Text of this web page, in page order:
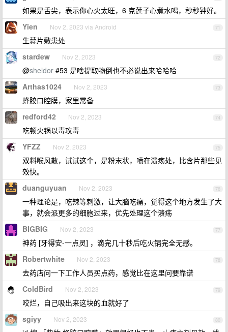
如果是舌尖，表示你心火太旺，6 克莲子心煮水喝，秒秒钟好。
71
Yien Nov 2, 2023 via Android
生蒜片敷患处
72
stardew Nov 2, 2023
@sheldor #53 是啥提取物倒也不必说出来哈哈哈
73
Arthas1024 Nov 2, 2023
蜂胶口腔膜，家里常备
74
redford42 Nov 2, 2023
吃顿火锅以毒攻毒
75
YFZZ Nov 2, 2023
双料喉风散，试试这个，是粉末状，喷在溃疡处，比含片那些见
效快。
76
duanguyuan Nov 2, 2023
一种理论是，吃辣等刺激，让大脑吃痛，觉得这个地方发生了大
事，就会派更多的细胞过来，优先处理这个溃疡
77
BIGBIG Nov 2, 2023
神药 [牙得安-一点灵] ，滴完几十秒后吃火锅完全无感。
78
Robertwhite Nov 2, 2023
去药店问一下工作人员买点药，感觉比在这里问要靠谱
79
ColdBird Nov 2, 2023
咬烂，自己吸出来这块的血就好了
80
sgiyy Nov 2, 2023